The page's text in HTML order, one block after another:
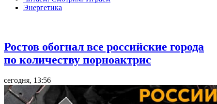
Энергетика
Ростов обогнал все российские города
по количеству порноактрис
сегодня, 13:56